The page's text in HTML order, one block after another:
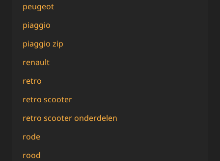
peugeot
piaggio
piaggio zip
renault
retro
retro scooter
retro scooter onderdelen
rode
rood